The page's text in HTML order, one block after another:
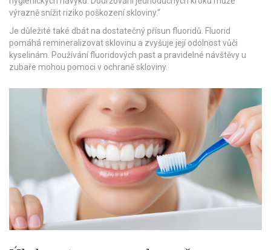
výrazně snížit riziko poškození skloviny.“
Je důležité také dbát na dostatečný přísun fluoridů. Fluorid
pomáhá remineralizovat sklovinu a zvyšuje její odolnost vůči
kyselinám. Používání fluoridových past a pravidelné návštěvy u
zubaře mohou pomoci v ochraně skloviny.